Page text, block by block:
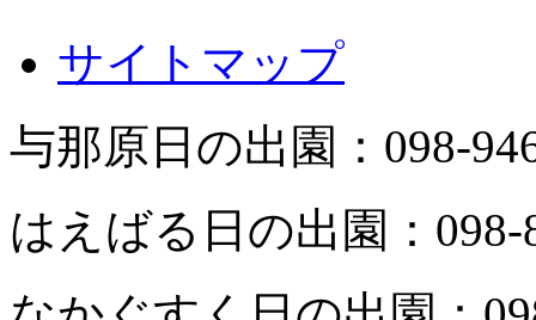
サイトマップ
与那原日の出園： 098-
はえばる日の出園： 098-